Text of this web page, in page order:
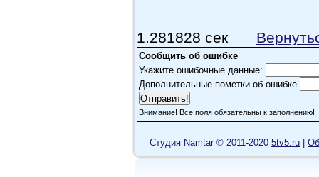
1.281828 сек
Сообщить об ошибке
Укажите ошибочные данные:
Дополнительные пометки об ошибке
Внимание! Все поля обязательны к заполнению!
Cтудия Namtar © 2011-2020 5tv5.ru